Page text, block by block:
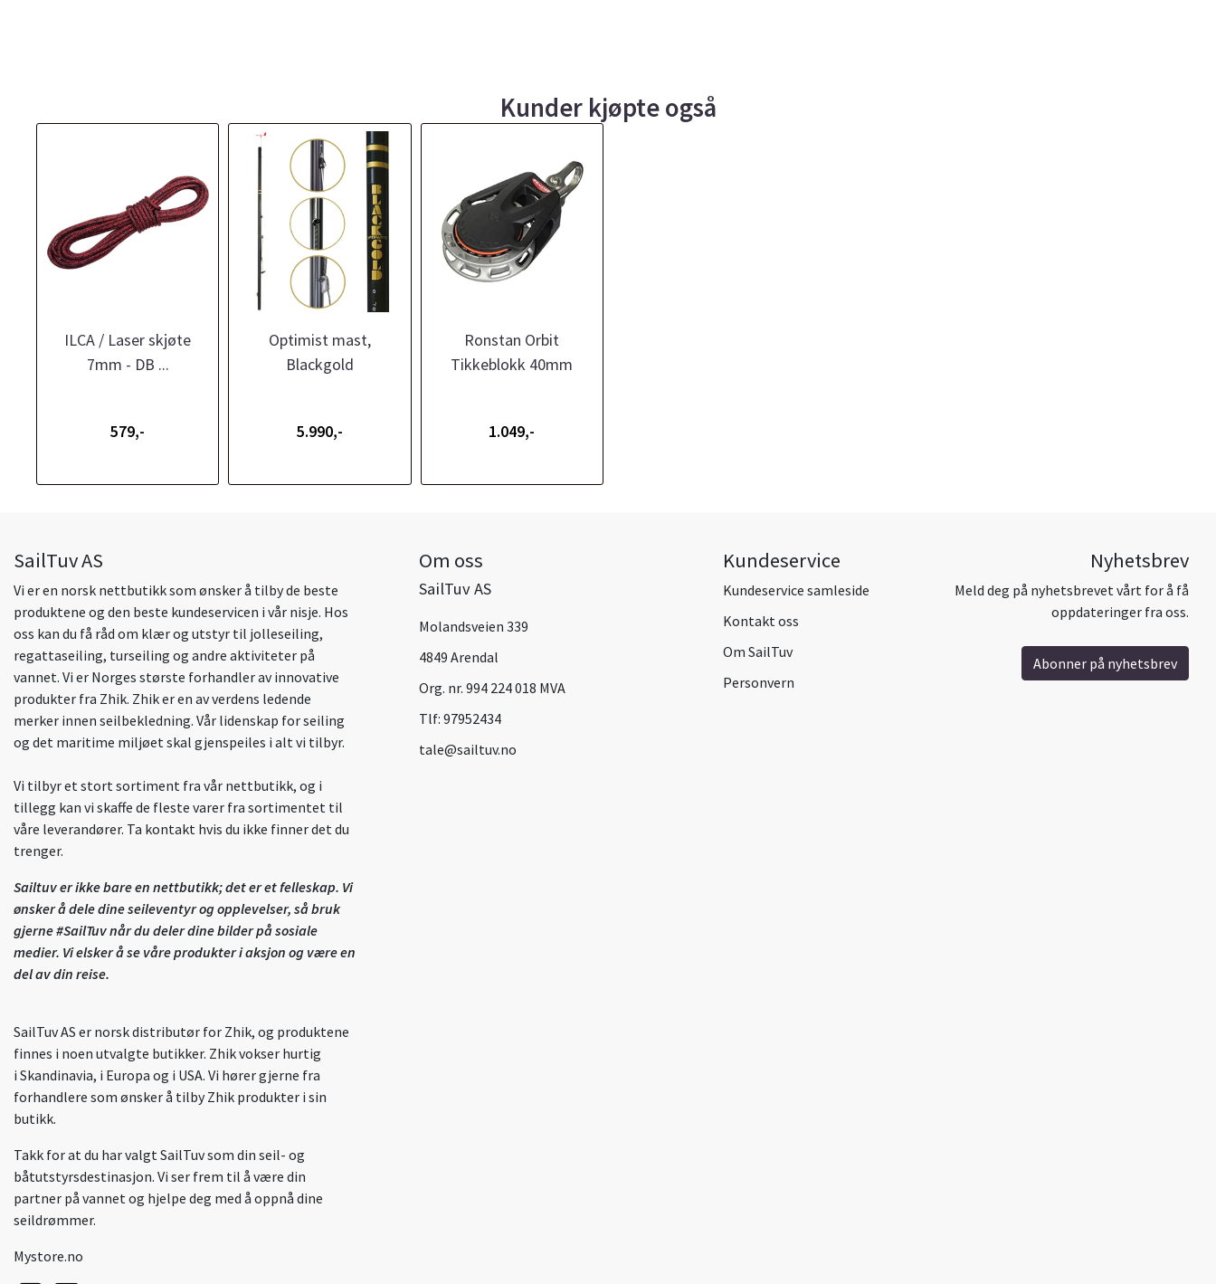
Kunder kjøpte også
ILCA / Laser skjøte
7mm - DB ...
579,-
Optimist mast,
Blackgold
5.990,-
Ronstan Orbit
Tikkeblokk 40mm
1.049,-
SailTuv AS
Vi er en norsk nettbutikk som ønsker å tilby de beste
produktene og den beste kundeservicen i vår nisje. Hos
oss kan du få råd om klær og utstyr til jolleseiling,
regattaseiling, turseiling og andre aktiviteter på
vannet. Vi er Norges største forhandler av innovative
produkter fra Zhik. Zhik er en av verdens ledende
merker innen seilbekledning. Vår lidenskap for seiling
og det maritime miljøet skal gjenspeiles i alt vi tilbyr.
Vi tilbyr et stort sortiment fra vår nettbutikk, og i
tillegg kan vi skaffe de fleste varer fra sortimentet til
våre leverandører. Ta kontakt hvis du ikke finner det du
trenger.
Sailtuv er ikke bare en nettbutikk; det er et felleskap. Vi
ønsker å dele dine seileventyr og opplevelser, så bruk
gjerne #SailTuv når du deler dine bilder på sosiale
medier. Vi elsker å se våre produkter i aksjon og være en
del av din reise.
SailTuv AS er norsk distributør for Zhik, og produktene
finnes i noen utvalgte butikker. Zhik vokser hurtig
i Skandinavia, i Europa og i USA. Vi hører gjerne fra
forhandlere som ønsker å tilby Zhik produkter i sin
butikk.
Takk for at du har valgt SailTuv som din seil- og
båtutstyrsdestinasjon. Vi ser frem til å være din
partner på vannet og hjelpe deg med å oppnå dine
seildrømmer.
Mystore.no
Om oss
SailTuv AS
Molandsveien 339
4849 Arendal
Org. nr. 994 224 018 MVA
Tlf: 97952434
tale@sailtuv.no
Kundeservice
Kundeservice samleside
Kontakt oss
Om SailTuv
Personvern
Nyhetsbrev
Meld deg på nyhetsbrevet vårt for å få
oppdateringer fra oss.
Abonner på nyhetsbrev